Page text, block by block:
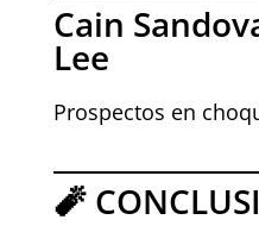
Cain
Lee
Prospectos en
🧨